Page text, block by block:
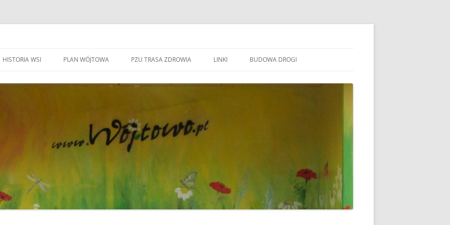
ŚMIECI
HISTORIA WSI
KAPLICZKI I KRZYŻE W WÓJTOWIE
ZWIĄZANI Z WÓJOWEM
BO JESTEM STĄD
PLAN WÓJTOWA PZU TRASA ZDROWIA LINKI
OLSZTYN
GMINA BARCZEWO DYŻURY RADNYCH
BUDOWA DROGI